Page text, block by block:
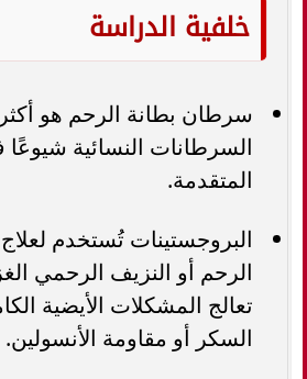
خلفية الدراسة
سرطان بطانة الرحم هو أكثر
السرطانات النسائية
المتقدمة.
البروجستينات تُستخدم
الرحم أو النزيف الرحمي
تعالج المشكلات الأيضية
السكر أو مقاومة الأنسولين.